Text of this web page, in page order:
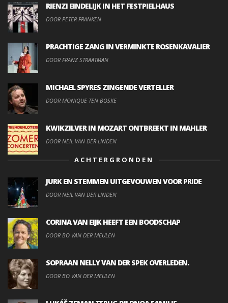
RIENZI EINDELIJK IN HET FESTPIELHAUS
DOOR PETER FRANKEN
PRACHTIGE ZANG IN VERMINKTE ROSENKAVALIER
DOOR FRANZ STRAATMAN
MICHAEL SPYRES ZINGENDE VERTELLER
DOOR MONIQUE TEN BOSKE
KWIKZILVER IN MOZART ONTBREEKT IN MAHLER
DOOR NEIL VAN DER LINDEN
ACHTERGRONDEN
JURK EN STEMMEN UITGEVOUWEN VOOR PRIDE
DOOR NEIL VAN DER LINDEN
CORINA VAN EIJK HEEFT EEN BOODSCHAP
DOOR BO VAN DER MEULEN
SOPRAAN NELLY VAN DER SPEK OVERLEDEN.
DOOR BO VAN DER MEULEN